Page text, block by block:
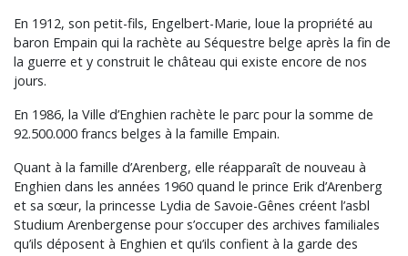
En 1912, son petit-fils, Engelbert-Marie, loue la propriété au
baron Empain qui la rachète au Séquestre belge après la fin de
la guerre et y construit le château qui existe encore de nos
jours.
En 1986, la Ville d’Enghien rachète le parc pour la somme de
92.500.000 francs belges à la famille Empain.
Quant à la famille d’Arenberg, elle réapparaît de nouveau à
Enghien dans les années 1960 quand le prince Erik d’Arenberg
et sa sœur, la princesse Lydia de Savoie-Gênes créent l’asbl
Studium Arenbergense pour s’occuper des archives familiales
qu’ils déposent à Enghien et qu’ils confient à la garde des